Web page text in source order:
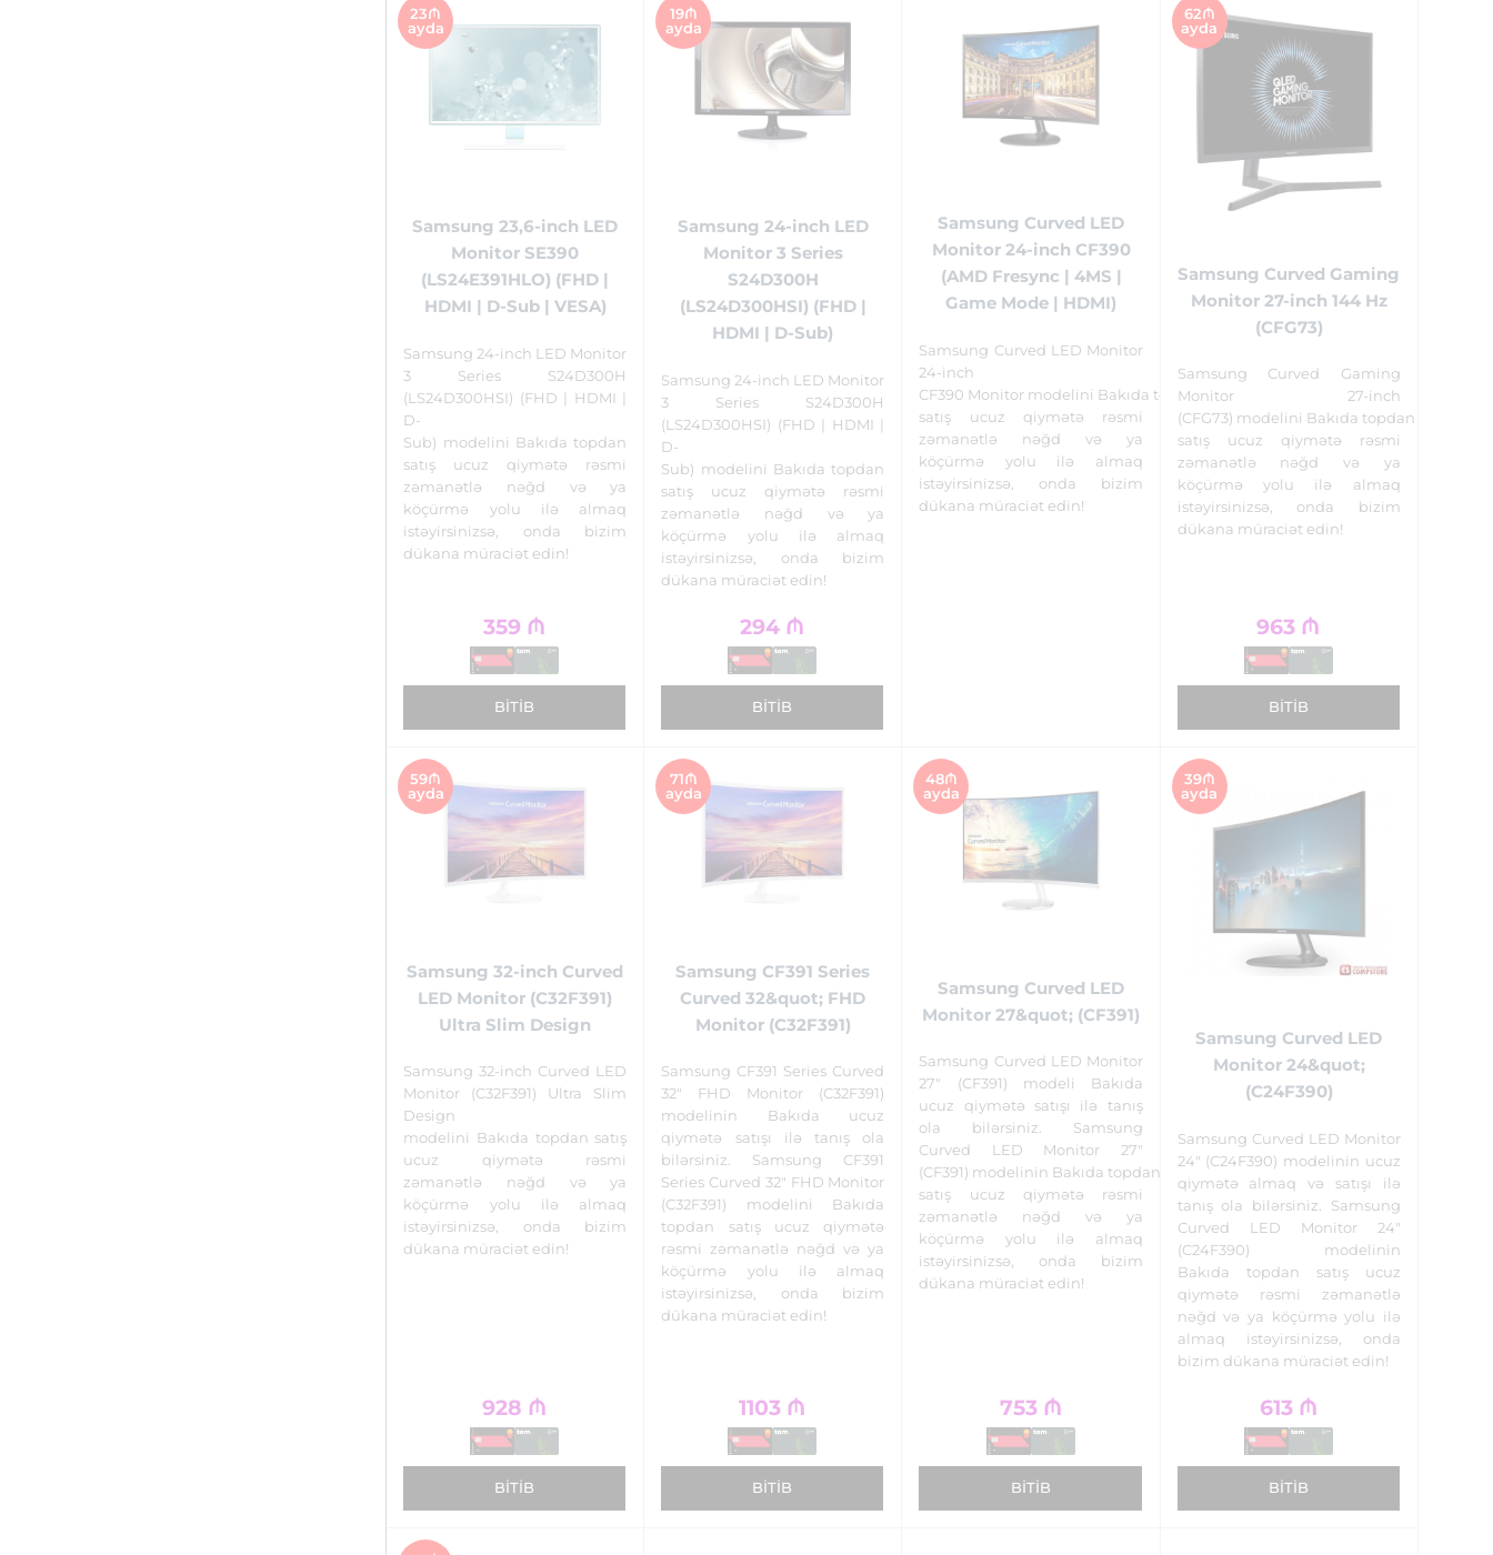
23₼
ayda
Samsung 23,6-inch LED
Monitor SE390
(LS24E391HLO) (FHD |
HDMI | D-Sub | VESA)
Samsung 24-inch LED Monitor
3 Series S24D300H
(LS24D300HSI) (FHD | HDMI |
D-
Sub) modelini Bakıda topdan
satış ucuz qiymətə rəsmi
zəmanətlə nəğd və ya
köçürmə yolu ilə almaq
istəyirsinizsə, onda bizim
dükana müraciət edin!
359 ₼
BITIB
19₼
ayda
Samsung 24-inch LED
Monitor 3 Series
S24D300H
(LS24D300HSI) (FHD |
HDMI | D-Sub)
Samsung 24-inch LED Monitor
3 Series S24D300H
(LS24D300HSI) (FHD | HDMI |
D-
Sub) modelini Bakıda topdan
satış ucuz qiymətə rəsmi
zəmanətlə nəğd və ya
köçürmə yolu ilə almaq
istəyirsinizsə, onda bizim
dükana müraciət edin!
294 ₼
BITIB
Samsung Curved LED
Monitor 24-inch CF390
(AMD Fresync | 4MS |
Game Mode | HDMI)
Samsung Curved LED Monitor
24-inch
CF390 Monitor modelini Bakıda topdan
satış ucuz qiymətə rəsmi
zəmanətlə nəğd və ya
köçürmə yolu ilə almaq
istəyirsinizsə, onda bizim
dükana müraciət edin!
62₼
ayda
Samsung Curved Gaming
Monitor 27-inch 144 Hz
(CFG73)
Samsung Curved Gaming
Monitor 27-inch
(CFG73) modelini Bakıda topdan
satış ucuz qiymətə rəsmi
zəmanətlə nəğd və ya
köçürmə yolu ilə almaq
istəyirsinizsə, onda bizim
dükana müraciət edin!
963 ₼
BITIB
59₼
ayda
Samsung 32-inch Curved
LED Monitor (C32F391)
Ultra Slim Design
Samsung 32-inch Curved LED
Monitor (C32F391) Ultra Slim
Design
modelini Bakıda topdan satış
ucuz qiymətə rəsmi
zəmanətlə nəğd və ya
köçürmə yolu ilə almaq
istəyirsinizsə, onda bizim
dükana müraciət edin!
928 ₼
BITIB
71₼
ayda
Samsung CF391 Series
Curved 32&quot; FHD
Monitor (C32F391)
Samsung CF391 Series Curved
32" FHD Monitor (C32F391)
modelinin Bakıda ucuz
qiymətə satışı ilə tanış ola
bilərsiniz. Samsung CF391
Series Curved 32" FHD Monitor
(C32F391) modelini Bakıda
topdan satış ucuz qiymətə
rəsmi zəmanətlə nəğd və ya
köçürmə yolu ilə almaq
istəyirsinizsə, onda bizim
dükana müraciət edin!
1103 ₼
BITIB
48₼
ayda
Samsung Curved LED
Monitor 27&quot; (CF391)
Samsung Curved LED Monitor
27" (CF391) modeli Bakıda
ucuz qiymətə satışı ilə tanış
ola bilərsiniz. Samsung
Curved LED Monitor 27"
(CF391) modelinin Bakıda topdan
satış ucuz qiymətə rəsmi
zəmanətlə nəğd və ya
köçürmə yolu ilə almaq
istəyirsinizsə, onda bizim
dükana müraciət edin!
753 ₼
BITIB
39₼
ayda
Samsung Curved LED
Monitor 24&quot;
(C24F390)
Samsung Curved LED Monitor
24" (C24F390) modelinin ucuz
qiymətə almaq və satışı ilə
tanış ola bilərsiniz. Samsung
Curved LED Monitor 24"
(C24F390) modelinin
Bakıda topdan satış ucuz
qiymətə rəsmi zəmanətlə
nəğd və ya köçürmə yolu ilə
almaq istəyirsinizsə, onda
bizim dükana müraciət edin!
613 ₼
BITIB